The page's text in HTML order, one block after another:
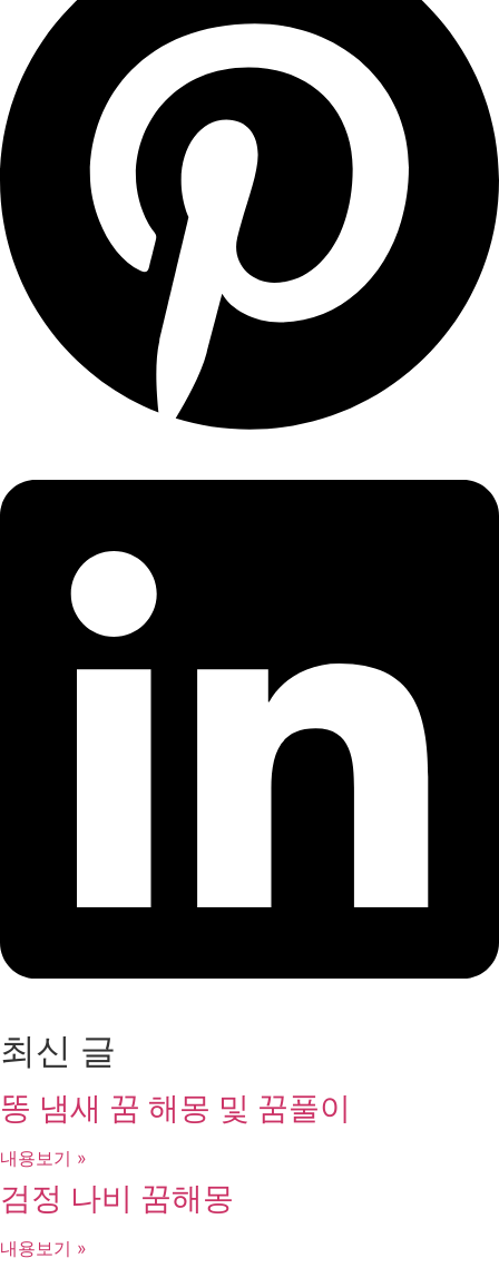
최신 글
똥 냄새 꿈 해몽 및 꿈풀이
내용보기 »
검정 나비 꿈해몽
내용보기 »